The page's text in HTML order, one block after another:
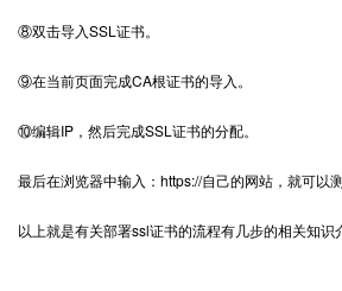
⑧双击导入SSL证书。
⑨在当前页面完成CA根证书的导入。
⑩编辑IP，然后完成SSL证书的分配。
最后在浏览器中输入：https://自己的网站，就可以
以上就是有关部署ssl证书的流程有几步的相关知识